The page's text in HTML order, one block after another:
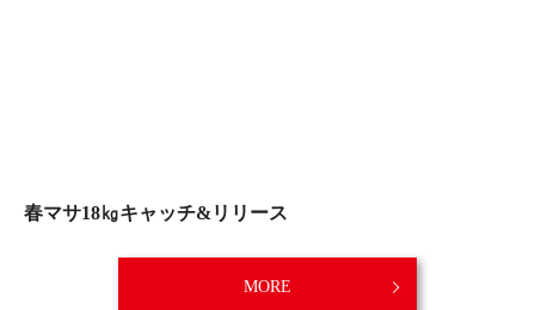
春マサ18㎏キャッチ&リリース
MORE